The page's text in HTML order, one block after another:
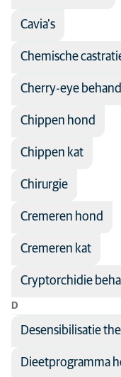
Voortplanting
Cavia's
Chemische
Cherry-eye
Chippen hond
Chippen kat
Chirurgie
Cremeren hond
Cremeren kat
Cryptorchidie
D
Desensibilisatie
Dieetprogramma